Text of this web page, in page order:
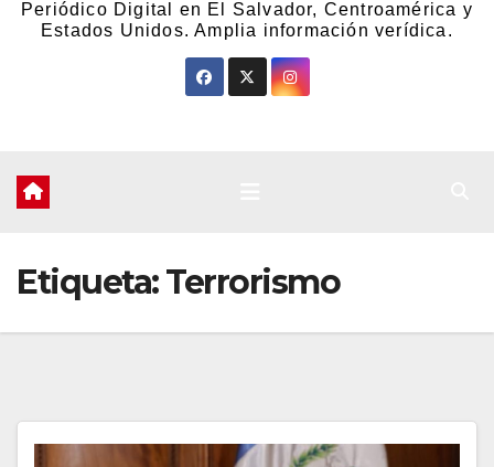
Periódico Digital en El Salvador, Centroamérica y
Estados Unidos. Amplia información verídica.
Etiqueta:Terrorismo